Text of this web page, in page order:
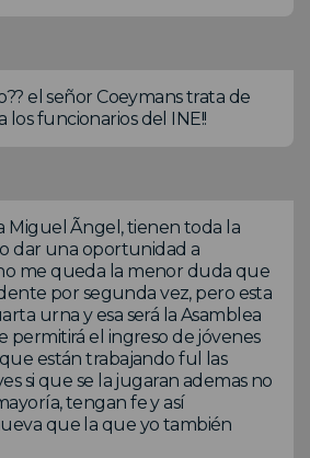
el señor Coeymans trata de
funcionarios del INE!!
Miguel Ãngel, tienen toda la
dar una oportunidad a
me queda la menor duda que
por segunda vez, pero esta
urna y esa será la Asamblea
permitirá el ingreso de jóvenes
están trabajando ful las
si que se la jugaran ademas no
tengan fe y así
que la que yo también